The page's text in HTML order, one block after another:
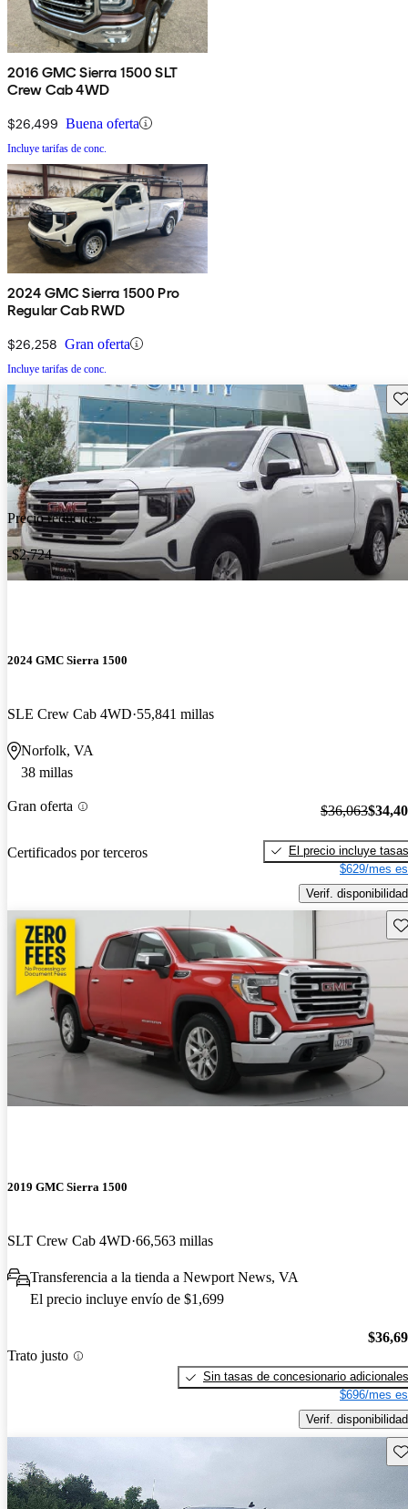
2016 GMC Sierra 1500 SLT
Crew Cab 4WD
$26,499 Buena oferta
Incluye tarifas de conc.
2024 GMC Sierra 1500 Pro
Regular Cab RWD
$26,258 Gran oferta
Incluye tarifas de conc.
Precio reducido
-$2,724
2024 GMC Sierra 1500
SLE Crew Cab 4WD 55,841 millas
Norfolk, VA
38 millas
Gran oferta
Certificados por terceros
$36,063
El precio incluye tasas
$629/mes
Verif. disponibilidad
2019 GMC Sierra 1500
SLT Crew Cab 4WD 66,563 millas
Transferencia a la tienda a Newport News, VA
El precio incluye envío de $1,699
Trato justo
Sin tasas de concesionario adicionales
$696/mes
Verif. disponibilidad